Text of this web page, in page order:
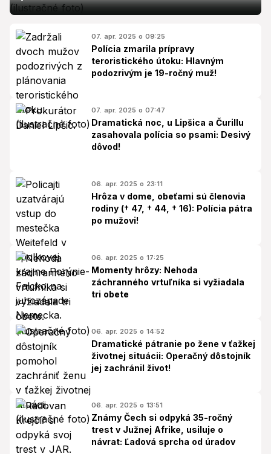
07. apr. 2025 o 09:25
Polícia zmarila prípravy
teroristického útoku: Hlavným
podozrivým je 19-ročný muž!
07. apr. 2025 o 07:47
Dramatická noc, u Lipšica a Čurillu
zasahovala polícia so psami: Desivý
dôvod!
06. apr. 2025 o 23:11
Hrôza v dome, obeťami sú členovia
rodiny († 47, † 44, † 16): Polícia pátra
po mužovi!
06. apr. 2025 o 17:25
Momenty hrôzy: Nehoda
záchranného vrtuľníka si vyžiadala
tri obete
06. apr. 2025 o 14:52
Dramatické pátranie po žene v ťažkej
životnej situácii: Operačný dôstojník
jej zachránil život!
06. apr. 2025 o 13:51
Známy Čech si odpyká 35-ročný
trest v Južnej Afrike, usiluje o
návrat: Ľadová sprcha od úradov